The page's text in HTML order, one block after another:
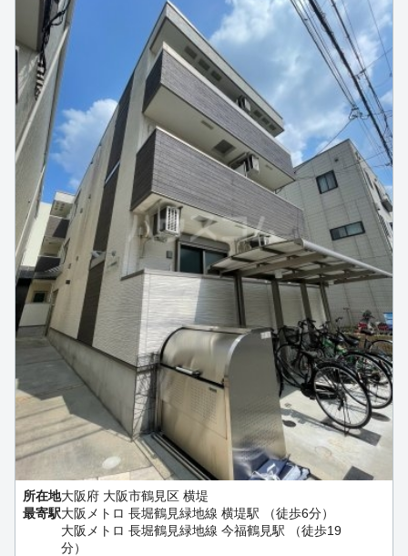
所在地大阪府 大阪市鶴見区 横堤
最寄駅大阪メトロ 長堀鶴見緑地線 横堤駅 （徒歩6分）
大阪メトロ 長堀鶴見緑地線 今福鶴見駅 （徒歩19
分）